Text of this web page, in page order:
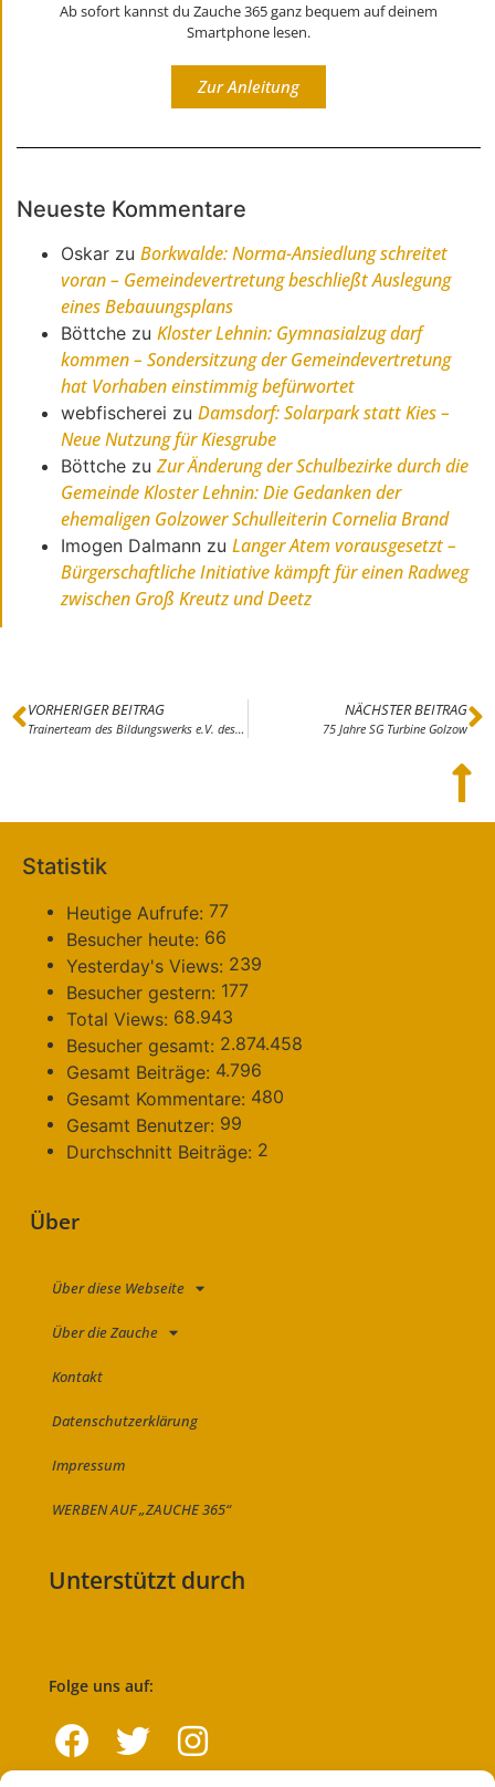
Ab sofort kannst du Zauche 365 ganz bequem auf deinem
Smartphone lesen.
Zur Anleitung
Neueste Kommentare
Oskar zuBorkwalde: Norma-Ansiedlung schreitet
voran – Gemeindevertretung beschließt Auslegung
eines Bebauungsplans
Böttche zuKloster Lehnin: Gymnasialzug darf
kommen – Sondersitzung der Gemeindevertretung
hat Vorhaben einstimmig befürwortet
webfischerei zuDamsdorf: Solarpark statt Kies –
Neue Nutzung für Kiesgrube
Böttche zuZur Änderung der Schulbezirke durch die
Gemeinde Kloster Lehnin: Die Gedanken der
ehemaligen Golzower Schulleiterin Cornelia Brand
Imogen Dalmann zuLanger Atem vorausgesetzt –
Bürgerschaftliche Initiative kämpft für einen Radweg
zwischen Groß Kreutz und Deetz
VORHERIGER BEITRAG
Trainerteam des Bildungswerks e.V. des Kreissportbundes PM möchte sich vergrößern
NÄCHSTER BEITRAG
75 Jahre SG Turbine Golzow
Statistik
Heutige Aufrufe: 77
Besucher heute: 66
Yesterday's Views: 239
Besucher gestern: 177
Total Views: 68.943
Besucher gesamt: 2.874.458
Gesamt Beiträge: 4.796
Gesamt Kommentare: 480
Gesamt Benutzer: 99
Durchschnitt Beiträge: 2
Über
Über diese Webseite
Über die Zauche
Kontakt
Datenschutzerklärung
Impressum
WERBEN AUF „ZAUCHE 365“
Unterstützt durch
Folge uns auf: